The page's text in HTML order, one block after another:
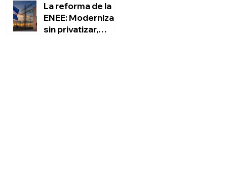
La reforma de la
ENEE: Modernizar
sin privatizar,